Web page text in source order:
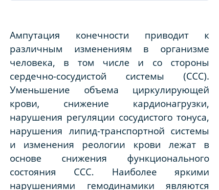
Ампутация конечности приводит к
различным изменениям в организме
человека, в том числе и со стороны
сердечно-сосудистой системы (ССС).
Уменьшение объема циркулирующей
крови, снижение кардионагрузки,
нарушения регуляции сосудистого тонуса,
нарушения липид-транспортной системы
и изменения реологии крови лежат в
основе снижения функционального
состояния ССС. Наиболее яркими
нарушениями гемодинамики являются